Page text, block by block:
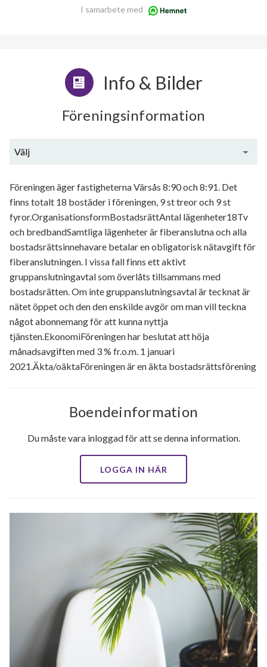
I samarbete med
Info & Bilder
Föreningsinformation
Välj
Föreningen äger fastigheterna Värsås 8:90 och 8:91. Det
finns totalt 18 bostäder i föreningen, 9 st treor och 9 st
fyror.OrganisationsformBostadsrättAntal lägenheter18Tv
och bredbandSamtliga lägenheter är fiberanslutna och alla
bostadsrättsinnehavare betalar en obligatorisk nätavgift för
fiberanslutningen. I vissa fall finns ett aktivt
gruppanslutningavtal som överlåts tillsammans med
bostadsrätten. Om inte gruppanslutningsavtal är tecknat är
nätet öppet och den den enskilde avgör om man vill teckna
något abonnemang för att kunna nyttja
tjänsten.EkonomiFöreningen har beslutat att höja
månadsavgiften med 3 % fr.o.m. 1 januari
2021.Äkta/oäktaFöreningen är en äkta bostadsrättsförening
Boendeinformation
Du måste vara inloggad för att se denna information.
LOGGA IN HÄR